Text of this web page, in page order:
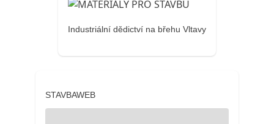
Industriální dědictví na břehu Vltavy
STAVBAWEB